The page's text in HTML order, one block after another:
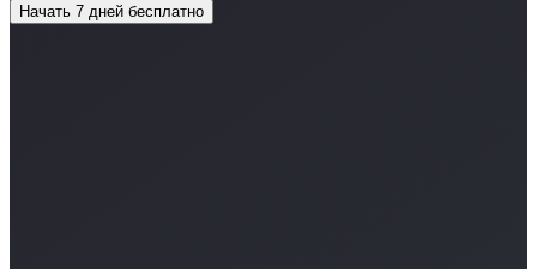
Начать 7 дней бесплатно